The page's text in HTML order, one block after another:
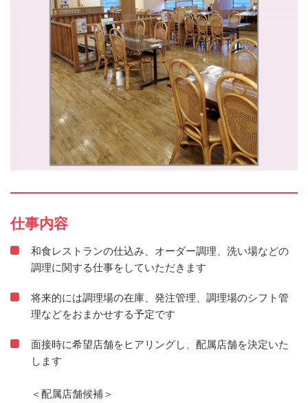
仕事内容
和食レストランの仕込み、オーダー調理、洗い場などの
調理に関する仕事をしていただきます
将来的には調理場の在庫、発注管理、調理場のシフト管
理などをおまかせする予定です
面接時に希望店舗をヒアリングし、配属店舗を決定いた
します
＜配属店舗候補＞